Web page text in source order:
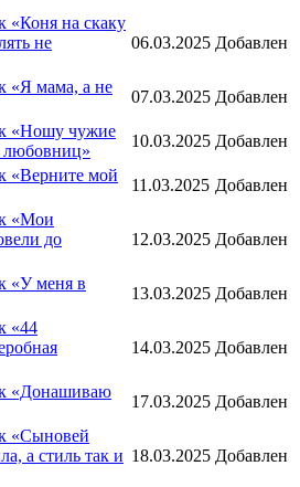
«Коня на скаку
не
06.03.2025 Добавлен
«Я мама, а не
07.03.2025 Добавлен
«Ношу чужие
любовниц»
10.03.2025 Добавлен
«Верните мой
11.03.2025 Добавлен
«Мои
до
12.03.2025 Добавлен
«У меня в
13.03.2025 Добавлен
«44
14.03.2025 Добавлен
«Донашиваю
17.03.2025 Добавлен
«Сыновей
а стиль так и 18.03.2025 Добавлен